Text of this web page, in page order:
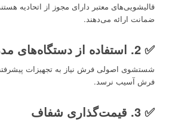
قالیشویی‌های معتبر دارای مجوز از اتحادیه
ضمانت ارائه می‌دهند.
✅ 2. استفاده از دستگاه‌های مدرن
شستشوی اصولی فرش نیاز به تجهیزات پیشرفته
فرش آسیب نرسد.
✅ 3. قیمت‌گذاری شفاف